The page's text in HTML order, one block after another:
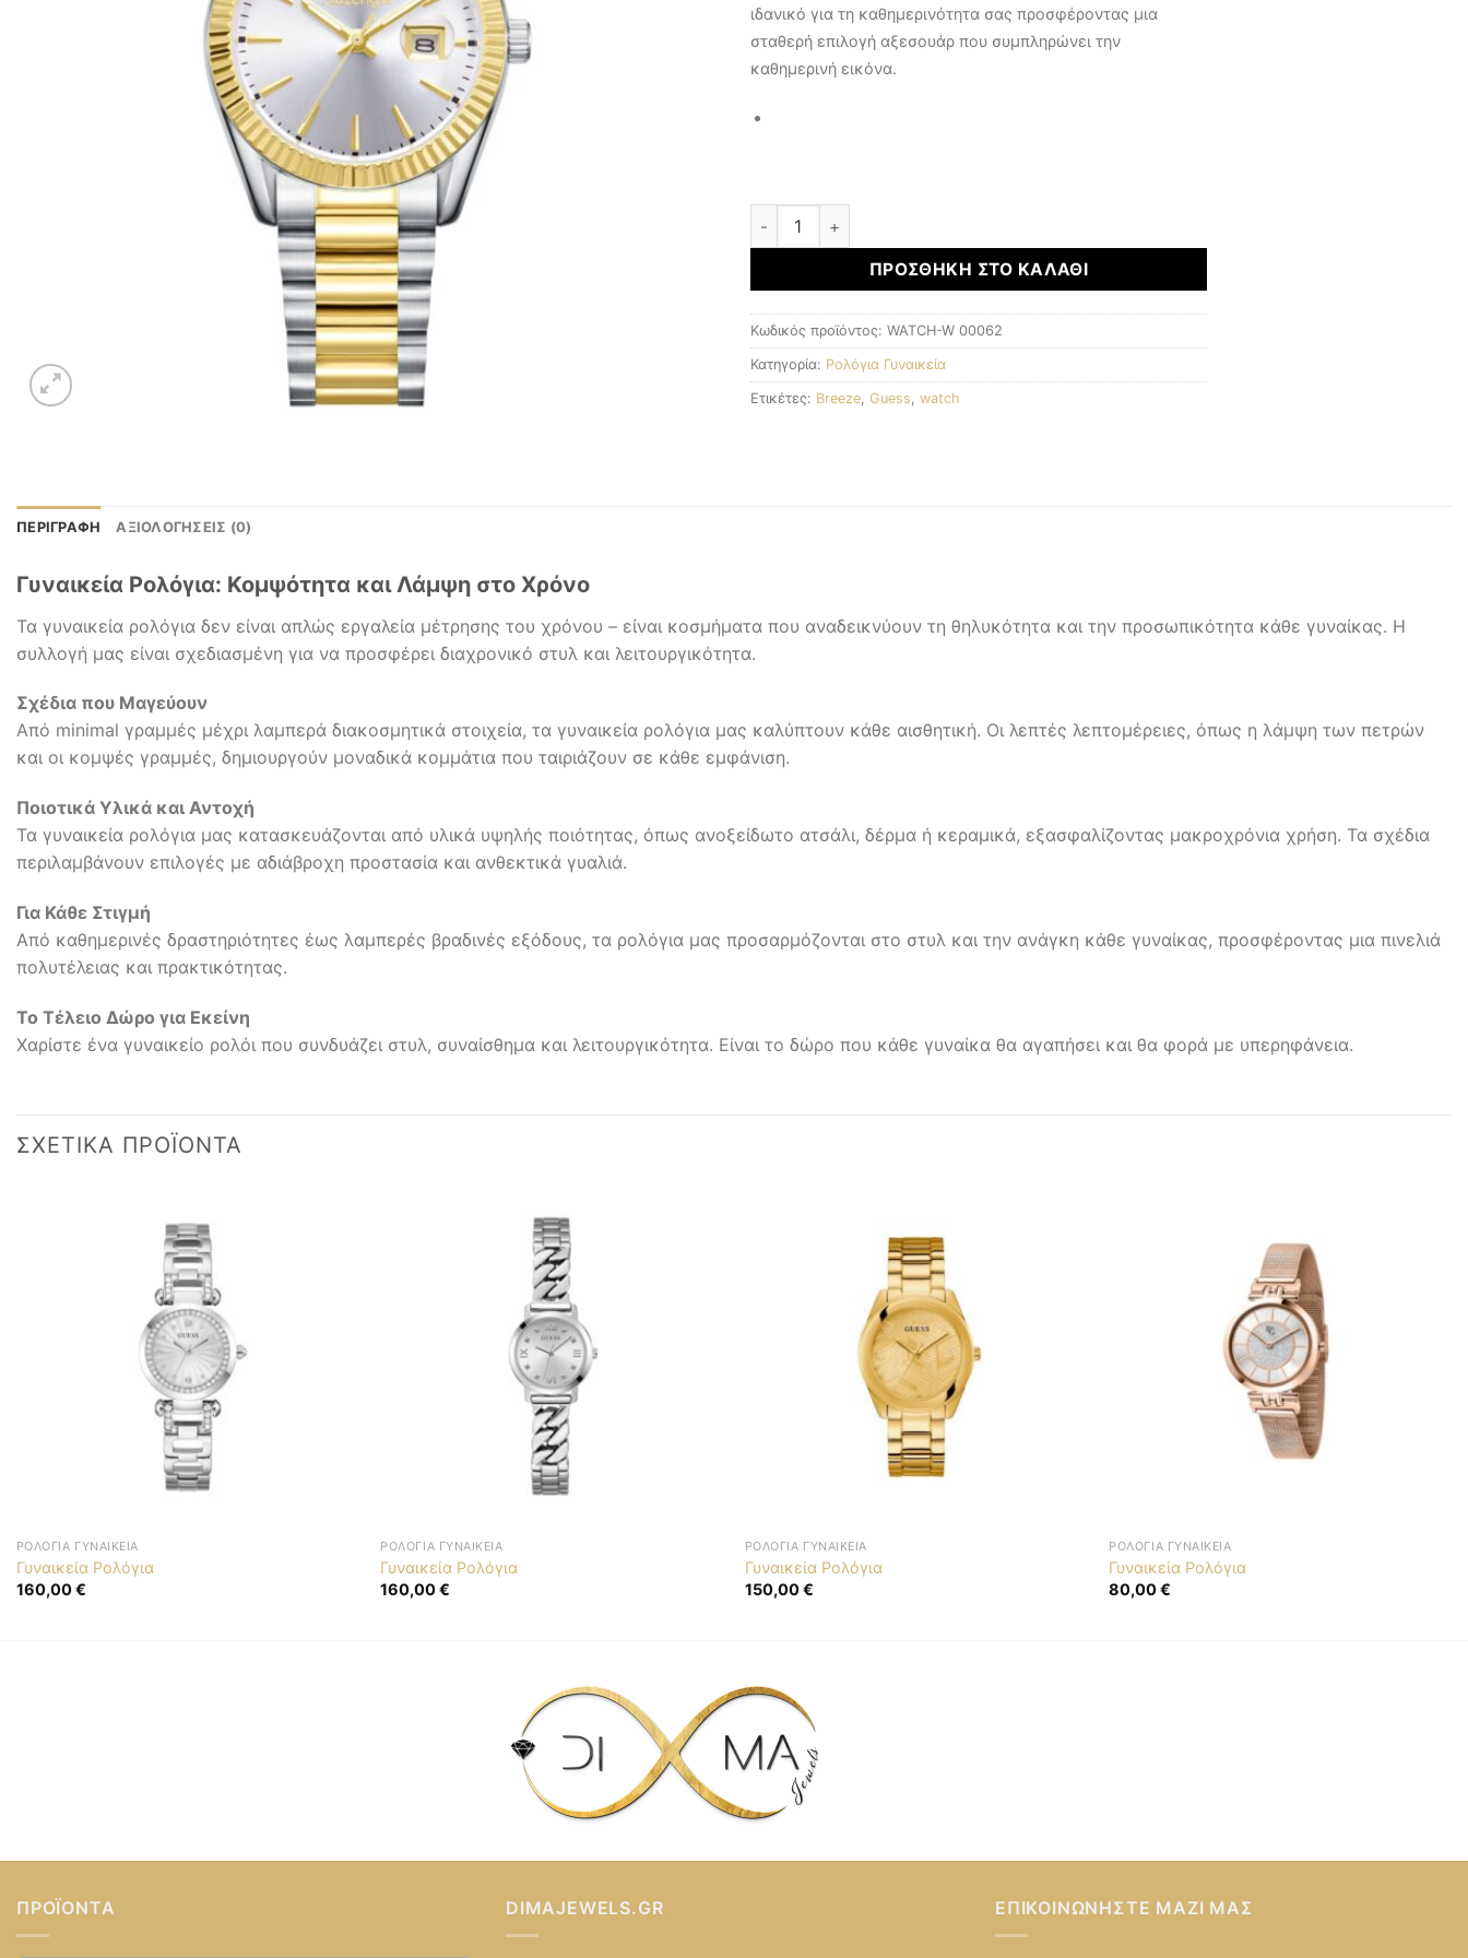
ιδανικό για τη καθημερινότητα σας προσφέροντας μια
σταθερή επιλογή αξεσουάρ που συμπληρώνει την
καθημερινή εικόνα.
Γυναικεία Ρολόγια ποσότητα
ΠΡΟΣΘΉΚΗ ΣΤΟ ΚΑΛΆΘΙ
Κωδικός προϊόντος: WATCH-W 00062
Κατηγορία: Ρολόγια Γυναικεία
Ετικέτες: Breeze Guess watch
ΠΕΡΙΓΡΑΦΉ ΑΞΙΟΛΟΓΉΣΕΙΣ (0)
Γυναικεία Ρολόγια: Κομψότητα και Λάμψη στο Χρόνο
Τα γυναικεία ρολόγια δεν είναι απλώς εργαλεία μέτρησης του χρόνου – είναι κοσμήματα που αναδεικνύουν τη θηλυκότητα και την προσωπικότητα κάθε γυναίκας. Η
συλλογή μας είναι σχεδιασμένη για να προσφέρει διαχρονικό στυλ και λειτουργικότητα.
Σχέδια που Μαγεύουν
Από minimal γραμμές μέχρι λαμπερά διακοσμητικά στοιχεία, τα γυναικεία ρολόγια μας καλύπτουν κάθε αισθητική. Οι λεπτές λεπτομέρειες, όπως η λάμψη των πετρών
και οι κομψές γραμμές, δημιουργούν μοναδικά κομμάτια που ταιριάζουν σε κάθε εμφάνιση.
Ποιοτικά Υλικά και Αντοχή
Τα γυναικεία ρολόγια μας κατασκευάζονται από υλικά υψηλής ποιότητας, όπως ανοξείδωτο ατσάλι, δέρμα ή κεραμικά, εξασφαλίζοντας μακροχρόνια χρήση. Τα σχέδια
περιλαμβάνουν επιλογές με αδιάβροχη προστασία και ανθεκτικά γυαλιά.
Για Κάθε Στιγμή
Από καθημερινές δραστηριότητες έως λαμπερές βραδινές εξόδους, τα ρολόγια μας προσαρμόζονται στο στυλ και την ανάγκη κάθε γυναίκας, προσφέροντας μια πινελιά
πολυτέλειας και πρακτικότητας.
Το Τέλειο Δώρο για Εκείνη
Χαρίστε ένα γυναικείο ρολόι που συνδυάζει στυλ, συναίσθημα και λειτουργικότητα. Είναι το δώρο που κάθε γυναίκα θα αγαπήσει και θα φορά με υπερηφάνεια.
ΣΧΕΤΙΚΆ ΠΡΟΪΌΝΤΑ
ΡΟΛΌΓΙΑ ΓΥΝΑΙΚΕΊΑ
Γυναικεία Ρολόγια
160,00€
ΡΟΛΌΓΙΑ ΓΥΝΑΙΚΕΊΑ
Γυναικεία Ρολόγια
160,00€
ΡΟΛΌΓΙΑ ΓΥΝΑΙΚΕΊΑ
Γυναικεία Ρολόγια
150,00€
ΡΟΛΌΓΙΑ ΓΥΝΑΙΚΕΊΑ
Γυναικεία Ρολόγια
80,00€
ΠΡΟΪΌΝΤΑ DIMAJEWELS.GR ΕΠΙΚΟΙΝΩΝΉΣΤΕ ΜΑΖΊ ΜΑΣ